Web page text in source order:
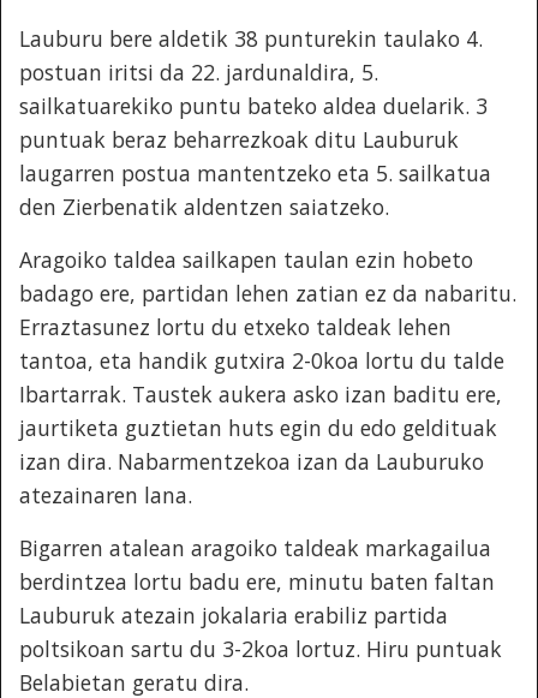
Lauburu bere aldetik 38 punturekin taulako 4.
postuan iritsi da 22. jardunaldira, 5.
sailkatuarekiko puntu bateko aldea duelarik. 3
puntuak beraz beharrezkoak ditu Lauburuk
laugarren postua mantentzeko eta 5. sailkatua
den Zierbenatik aldentzen saiatzeko.
Aragoiko taldea sailkapen taulan ezin hobeto
badago ere, partidan lehen zatian ez da nabaritu.
Erraztasunez lortu du etxeko taldeak lehen
tantoa, eta handik gutxira 2-0koa lortu du talde
Ibartarrak. Taustek aukera asko izan baditu ere,
jaurtiketa guztietan huts egin du edo geldituak
izan dira. Nabarmentzekoa izan da Lauburuko
atezainaren lana.
Bigarren atalean aragoiko taldeak markagailua
berdintzea lortu badu ere, minutu baten faltan
Lauburuk atezain jokalaria erabiliz partida
poltsikoan sartu du 3-2koa lortuz. Hiru puntuak
Belabietan geratu dira.